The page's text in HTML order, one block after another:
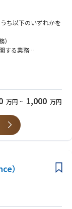
ンプライアンスの
リード
ー監査のサポート
しての指導
念に基づくCSVプロ
ション実装に対する
低減
リデーションなど
ローバルなステーク
ち以下のいずれかを
する業務
ション業務
管理（ISPE GAMP
改善を提案できる
務経験
への幅広い理解
ス、データインテ
係を築ける対人能力
アンス目標を推進
万円 ~ 1,000 万円
）